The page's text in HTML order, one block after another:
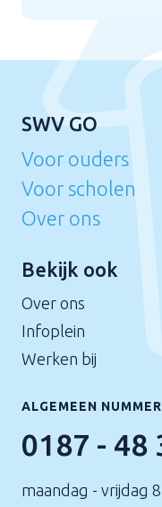
SWV GO
Voor ouders
Voor scholen
Over ons
Bekijk ook
Over ons
Infoplein
Werken bij
ALGEMEEN NUMMER
0187 - 48
maandag - vrijdag